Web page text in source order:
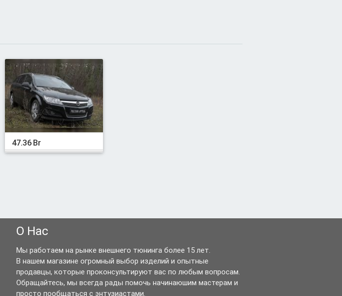
47.36 Br
О Нас
Мы работаем на рынке внешнего тюнинга более 15 лет.
В нашем магазине огромный выбор изделий и опытные
продавцы, которые проконсультируют вас по любым вопросам.
Обращайтесь, мы всегда рады помочь начинаюшим мастерам и
просто пообщаться с энтузиастами.